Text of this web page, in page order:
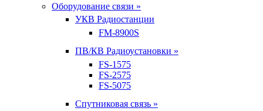
Оборудование связи »
УКВ Радиостанции
FM-8900S
ПВ/КВ Радиоустановки »
FS-1575
FS-2575
FS-5075
Спутниковая связь »